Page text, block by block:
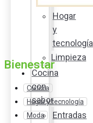
Hogar
y
tecnología
Limpieza
Cocina
con
sabor
Entradas
Bienestar
Cultura
Hogar y tecnología
Moda